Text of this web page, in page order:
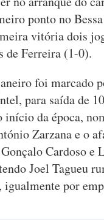
ponto no
vitória dois
de Ferreira (1-0).
foi marcado
para saída de
início da época,
Zarzana e o
Cardoso e
Joel Tagueu
igualmente por